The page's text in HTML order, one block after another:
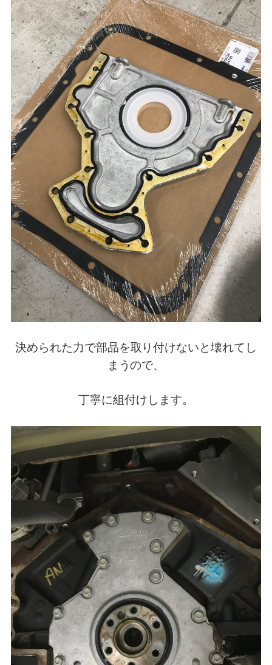
決められた力で部品を取り付けないと壊れてし
まうので、
丁寧に組付けします。